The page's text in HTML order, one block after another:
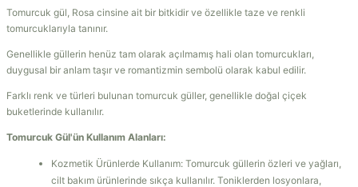
Tomurcuk gül, Rosa cinsine ait bir bitkidir ve özellikle taze ve renkli
tomurcuklarıyla tanınır.
Genellikle güllerin henüz tam olarak açılmamış hali olan tomurcukları,
duygusal bir anlam taşır ve romantizmin sembolü olarak kabul edilir.
Farklı renk ve türleri bulunan tomurcuk güller, genellikle doğal çiçek
buketlerinde kullanılır.
Tomurcuk Gül'ün Kullanım Alanları:
Kozmetik Ürünlerde Kullanım: Tomurcuk güllerin özleri ve yağları,
cilt bakım ürünlerinde sıkça kullanılır. Toniklerden losyonlara,